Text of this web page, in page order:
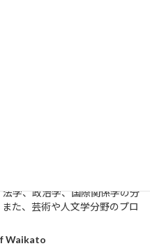
学、政治学、国際関係学の分
た、芸術や人文学分野のプロ
Waikato